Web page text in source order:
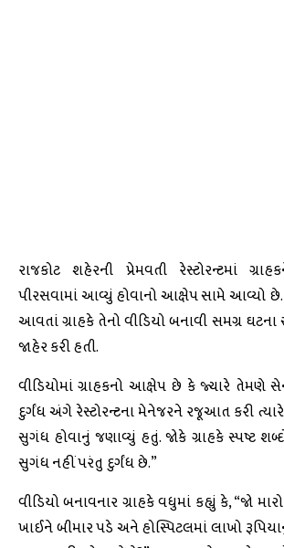
રાજકોટ શહેરની પ્રેમવતી રેસ્ટોરન્ટમાં
પીરસવામાં આવ્યું હોવાનો આક્ષેપ સામે આવ્યો છે.
આવતાં ગ્રાહકે તેનો વીડિયો બનાવી સમગ્ર ઘટના
જાહેર કરી હતી.
વીડિયોમાં ગ્રાહકનો આક્ષેપ છે કે જ્યારે તેમણે
દુર્ગંધ અંગે રેસ્ટોરન્ટના મેનેજરને રજૂઆત કરી
સુગંધ હોવાનું જણાવ્યું હતું. જોકે ગ્રાહકે સ્પષ્ટ
સુગંધ નહીં પરંતુ દુર્ગંધ છે.”
વીડિયો બનાવનાર ગ્રાહકે વધુમાં કહ્યું કે, “જો
ખાઈને બીમાર પડે અને હોસ્પિટલમાં લાખો